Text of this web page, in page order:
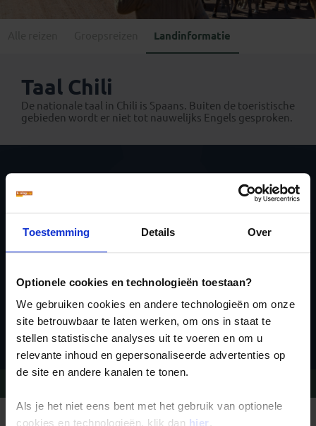
Toestemming Details Over
Optionele cookies en technologieën toestaan?
We gebruiken cookies en andere technologieën om onze
site betrouwbaar te laten werken, om ons in staat te
stellen statistische analyses uit te voeren en om u
relevante inhoud en gepersonaliseerde advertenties op
de site en andere kanalen te tonen.
Als je het niet eens bent met het gebruik van optionele
cookies en technologieën, klik dan hier .
Landinformatie
Taal Chili
De nationale taal in Chili is Spaans. Buiten de toeristische
gebieden wordt er niet tot nauwelijks Engels gesproken.
Schrijf je in voor de
nieuwsbrief
Inschrijven
REIZEN MET KONING AAP